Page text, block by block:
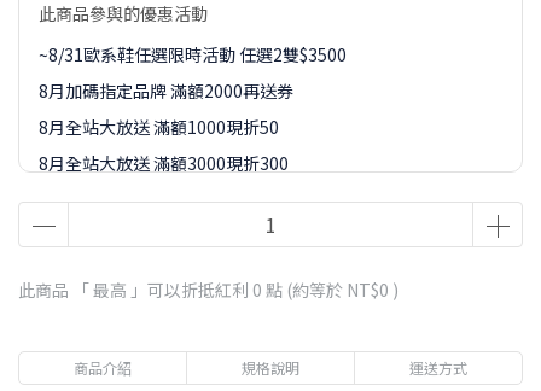
此商品參與的優惠活動
~8/31歐系鞋任選限時活動 任選2雙$3500
8月加碼指定品牌 滿額2000再送券
8月全站大放送 滿額1000現折50
8月全站大放送 滿額3000現折300
8月全站大放送 滿額5000現折450
8月全站大放送 滿額8000現折888
此商品 「 最高 」可以折抵紅利 0 點 (約等於 NT$0 )
商品介紹 規格說明 運送方式